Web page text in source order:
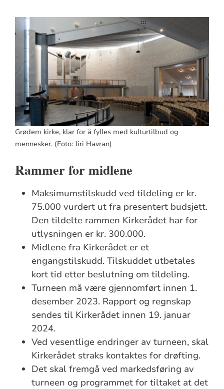
Grødem kirke, klar for å fylles med kulturtilbud og
mennesker. (Foto: Jiri Havran)
Rammer for midlene
Maksimumstilskudd ved tildeling er kr.
75.000 vurdert ut fra presentert budsjett.
Den tildelte rammen Kirkerådet har for
utlysningen er kr. 300.000.
Midlene fra Kirkerådet er et
engangstilskudd. Tilskuddet utbetales
kort tid etter beslutning om tildeling.
Turneen må være gjennomført innen 1.
desember 2023. Rapport og regnskap
sendes til Kirkerådet innen 19. januar
2024.
Ved vesentlige endringer av turneen, skal
Kirkerådet straks kontaktes for drøfting.
Det skal fremgå ved markedsføring av
turneen og programmet for tiltaket at det